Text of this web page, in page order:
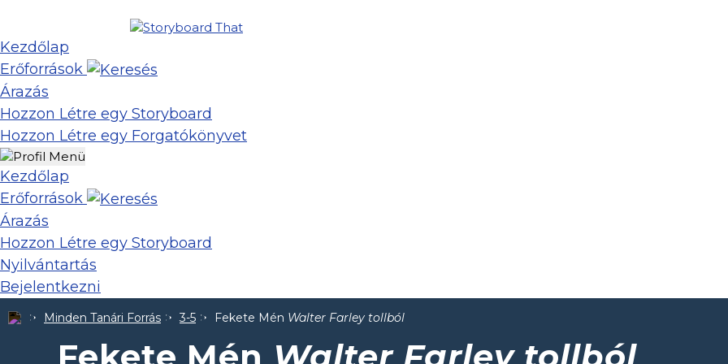
Kezdőlap
Erőforrások
Árazás
Hozzon Létre egy Storyboard
Hozzon Létre egy Forgatókönyvet
Kezdőlap
Erőforrások
Árazás
Hozzon Létre egy Storyboard
Nyilvántartás
Bejelentkezni
Minden Tanári Forrás 3-5 Fekete Mén Walter Farley tollból